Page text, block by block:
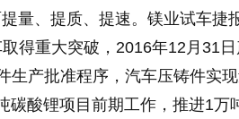
、提质、提速。镁业试车捷
得重大突破，2016年12月31
生产批准程序，汽车压铸件实
碳酸锂项目前期工作，推进1万